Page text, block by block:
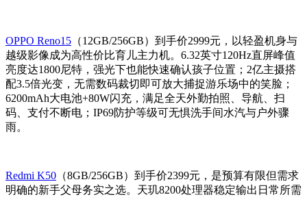
OPPO Reno15 （12GB/256GB）到手价2999元，以轻盈机身与
越级影像成为高性价比育儿主力机。6.32英寸120Hz直屏峰值
亮度达1800尼特，强光下也能快速确认孩子位置；2亿主摄搭
配3.5倍光变，无需数码裁切即可放大捕捉游乐场中的笑脸；
6200mAh大电池+80W闪充，满足全天外勤拍照、导航、扫
码、支付不断电；IP69防护等级可无惧洗手间水汽与户外骤
雨。
Redmi K50 （8GB/256GB）到手价2399元，是预算有限但需求
明确的新手父母务实之选。天玑8200处理器稳定输出日常所需